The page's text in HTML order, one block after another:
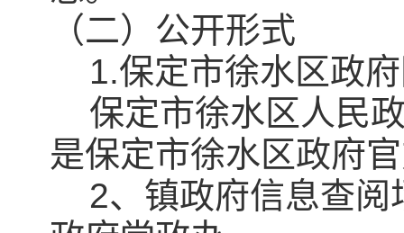
（二）公开形式
1.保定市徐水区政
保定市徐水区人民
是保定市徐水区政府
2、镇政府信息查阅